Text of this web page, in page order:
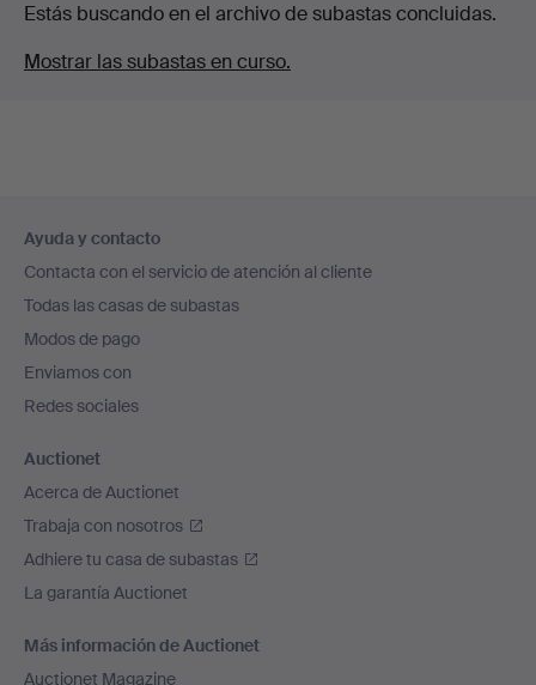
Estás buscando en el archivo de subastas concluidas.
Mostrar las subastas en curso.
en
el
pie
de
página
Ayuda y contacto
Contacta con el servicio de atención al cliente
Todas las casas de subastas
Modos de pago
Enviamos con
Redes sociales
Auctionet
Acerca de Auctionet
Trabaja con nosotros
Adhiere tu casa de subastas
La garantía Auctionet
Más información de Auctionet
Auctionet Magazine